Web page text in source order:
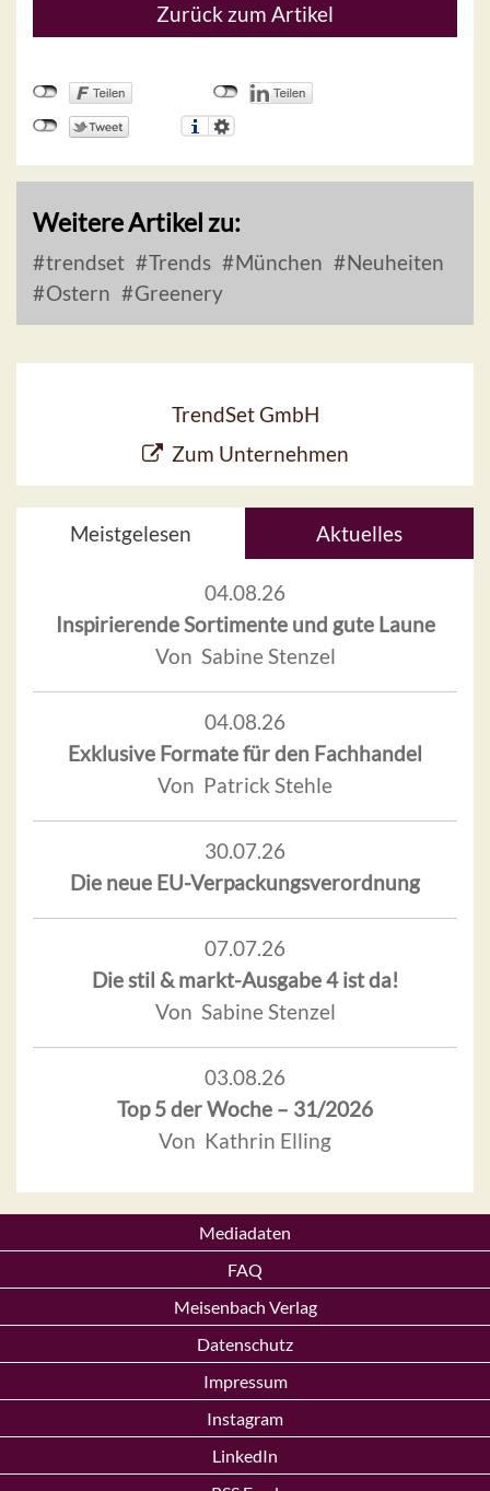
Zurück zum Artikel
Weitere Artikel zu:
trendset Trends München
Neuheiten
Ostern
Greenery
TrendSet GmbH
Zum Unternehmen
Meistgelesen Aktuelles
04.08.26
Inspirierende Sortimente und gute Laune
Von Sabine Stenzel
04.08.26
Exklusive Formate für den Fachhandel
Von Patrick Stehle
30.07.26
Die neue EU-Verpackungsverordnung
07.07.26
Die stil & markt-Ausgabe 4 ist da!
Von Sabine Stenzel
03.08.26
Top 5 der Woche – 31/2026
Von Kathrin Elling
Mediadaten
FAQ
Meisenbach Verlag
Datenschutz
Impressum
Instagram
LinkedIn